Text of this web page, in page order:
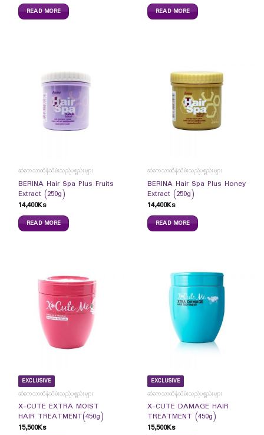
READ MORE READ MORE
ဆံကေသာထိန်သိမ်းသည့်ပစ္စည်းများ
BERINA Hair Spa Plus Fruits
Extract (250g)
14,400Ks
READ MORE
ဆံကေသာထိန်သိမ်းသည့်ပစ္စည်းများ
BERINA Hair Spa Plus Honey
Extract (250g)
14,400Ks
READ MORE
EXCLUSIVE
ဆံကေသာထိန်သိမ်းသည့်ပစ္စည်းများ
X-CUTE EXTRA MOIST
HAIR TREATMENT(450g)
15,500Ks
EXCLUSIVE
ဆံကေသာထိန်သိမ်းသည့်ပစ္စည်းများ
X-CUTE DAMAGE HAIR
TREATMENT (450g)
15,500Ks